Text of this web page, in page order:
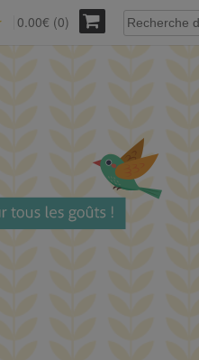
0.00€ (0)
Recherche
pour :